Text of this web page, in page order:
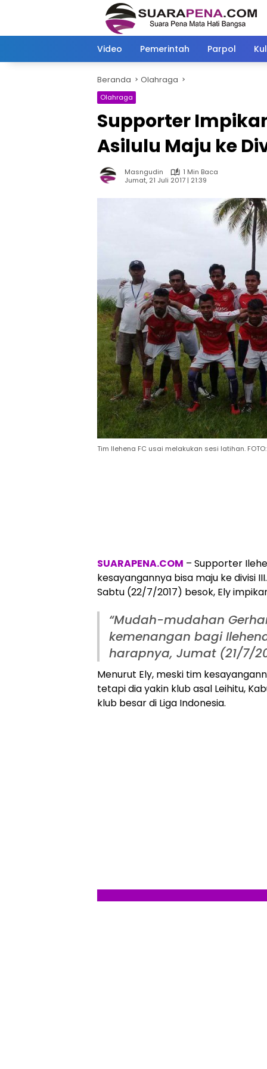
Video Pemerintah Parpol
Beranda Olahraga
Olahraga
Supporter
Asilulu Maju ke
Masngudin
1 Min Baca
Jumat, 21 Juli 2017 | 21:39
Tim Ilehena FC usai melakukan sesi latihan.
SUARAPENA.COM – Supporter
kesayangannya bisa maju ke divisi
Sabtu (22/7/2017) besok, Ely
“Mudah-mudahan
kemenangan bagi
harapnya, Jumat (21/7/
Menurut Ely, meski tim
tetapi dia yakin klub asal Leihitu,
klub besar di Liga Indonesia.